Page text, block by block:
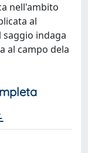
nell'ambito
al
indaga
al campo dela